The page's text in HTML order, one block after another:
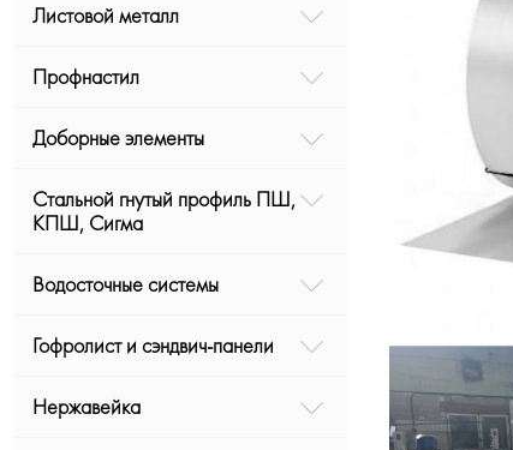
Листовой металл
Профнастил
Доборные элементы
Стальной гнутый профиль ПШ,
КПШ, Сигма
Водосточные системы
Гофролист и сэндвич-панели
Нержавейка